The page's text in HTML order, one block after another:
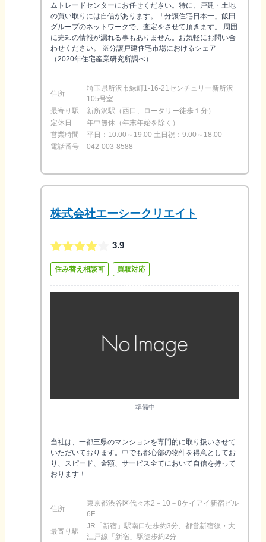
ムトレードセンターにお任せください。特に、戸建・土地
の買い取りには自信があります。「分譲住宅日本一」飯田
グループのネットワークで、査定をさせて頂きます。 周囲
に売却の情報が漏れる事もありません。お気軽にお問い合
わせください。 ※分譲戸建住宅市場におけるシェア
（2020年住宅産業研究所調べ）
住所
埼玉県所沢市緑町1-16-21センチュリー新所沢
105号室
最寄り駅
新所沢駅（西口、ロータリー徒歩１分）
定休日
年中無休（年末年始を除く）
営業時間
平日：10:00～19:00 土日祝：9:00～18:00
電話番号
042-003-8588
株式会社エーシークリエイト
3.9
住み替え相談可 買取対応
準備中
当社は、一都三県のマンションを専門的に取り扱いさせて
いただいております。中でも都心部の物件を得意としてお
り、スピード、金額、サービス全てにおいて自信を持って
おります！
住所
東京都渋谷区代々木2－10－8ケイアイ新宿ビル
6F
最寄り駅
JR「新宿」駅南口徒歩約3分、都営新宿線・大
江戸線「新宿」駅徒歩約2分